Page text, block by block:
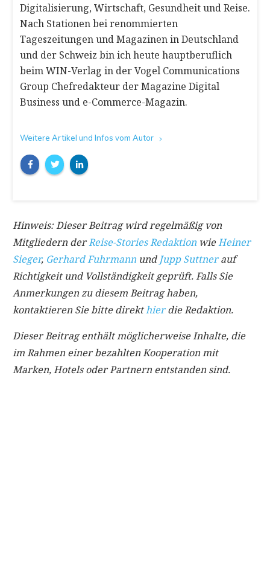
Digitalisierung, Wirtschaft, Gesundheit und Reise.
Nach Stationen bei renommierten
Tageszeitungen und Magazinen in Deutschland
und der Schweiz bin ich heute hauptberuflich
beim WIN-Verlag in der Vogel Communications
Group Chefredakteur der Magazine Digital
Business und e-Commerce-Magazin.
Weitere Artikel und Infos vom Autor
Hinweis: Dieser Beitrag wird regelmäßig von
Mitgliedern derReise-Stories Redaktion wieHeiner
Sieger, Gerhard Fuhrmann und Jupp Suttnerauf
Richtigkeit und Vollständigkeit geprüft. Falls Sie
Anmerkungen zu diesem Beitrag haben,
kontaktieren Sie bitte direkthierdie Redaktion.
Dieser Beitrag enthält möglicherweise Inhalte, die
im Rahmen einer bezahlten Kooperation mit
Marken, Hotels oder Partnern entstanden sind.